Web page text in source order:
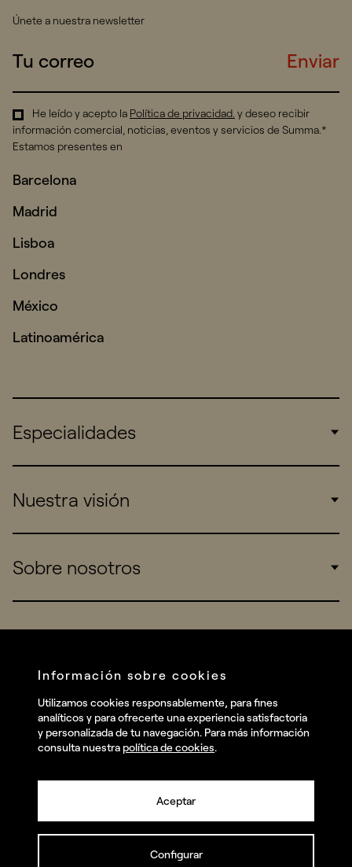
Únete a nuestra newsletter
Enviar
He leído y acepto la Política de privacidad. y deseo recibir
información comercial, noticias, eventos y servicios de Summa.*
Estamos presentes en
Barcelona
Madrid
Lisboa
Londres
México
Latinoamérica
Especialidades
Consumers
Startups
Nuestra visión
Work
Sobre nosotros
Talent
Contact
Instagram
Facebook
© summa.es Todos los derechos reservados.
Información sobre cookies
Utilizamos cookies responsablemente, para fines
analíticos y para ofrecerte una experiencia satisfactoria
y personalizada de tu navegación. Para más información
consulta nuestra política de cookies.
Aceptar
Configurar